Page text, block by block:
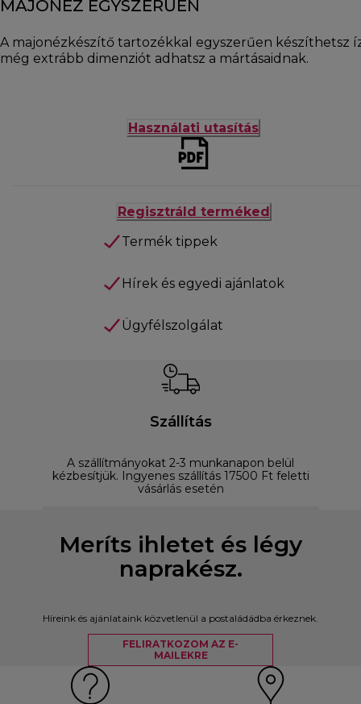
MAJONÉZ EGYSZERŰEN
A majonézkészítő tartozékkal egyszerűen készíthetsz
még extrább dimenziót adhatsz a mártásaidnak.
Használati utasítás
Regisztráld terméked
Termék tippek
Hírek és egyedi ajánlatok
Ügyfélszolgálat
Szállítás
A szállítmányokat 2-3 munkanapon belül
kézbesítjük. Ingyenes szállítás 17500 Ft feletti
vásárlás esetén
Meríts ihletet és légy
naprakész.
Híreink és ajánlataink közvetlenül a postaládádba érkeznek.
FELIRATKOZOM AZ E-
MAILEKRE